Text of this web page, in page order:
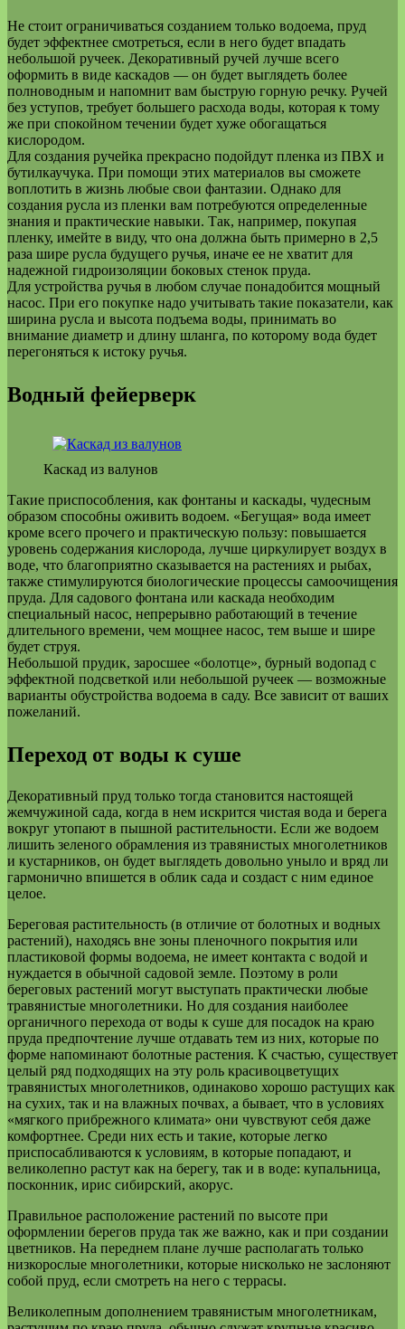
Не стоит ограничиваться созданием только водоема, пруд
будет эффектнее смотреться, если в него будет впадать
небольшой ручеек. Декоративный ручей лучше всего
оформить в виде каскадов — он будет выглядеть более
полноводным и напомнит вам быструю горную речку. Ручей
без уступов, требует большего расхода воды, которая к тому
же при спокойном течении будет хуже обогащаться
кислородом.
Для создания ручейка прекрасно подойдут пленка из ПВХ и
бутилкаучука. При помощи этих материалов вы сможете
воплотить в жизнь любые свои фантазии. Однако для
создания русла из пленки вам потребуются определенные
знания и практические навыки. Так, например, покупая
пленку, имейте в виду, что она должна быть примерно в 2,5
раза шире русла будущего ручья, иначе ее не хватит для
надежной гидроизоляции боковых стенок пруда.
Для устройства ручья в любом случае понадобится мощный
насос. При его покупке надо учитывать такие показатели, как
ширина русла и высота подъема воды, принимать во
внимание диаметр и длину шланга, по которому вода будет
перегоняться к истоку ручья.
Водный фейерверк
Каскад из валунов
Такие приспособления, как фонтаны и каскады, чудесным
образом способны оживить водоем. «Бегущая» вода имеет
кроме всего прочего и практическую пользу: повышается
уровень содержания кислорода, лучше циркулирует воздух в
воде, что благоприятно сказывается на растениях и рыбах,
также стимулируются биологические процессы самоочищения
пруда. Для садового фонтана или каскада необходим
специальный насос, непрерывно работающий в течение
длительного времени, чем мощнее насос, тем выше и шире
будет струя.
Небольшой прудик, заросшее «болотце», бурный водопад с
эффектной подсветкой или небольшой ручеек — возможные
варианты обустройства водоема в саду. Все зависит от ваших
пожеланий.
Переход от воды к суше
Декоративный пруд только тогда становится настоящей
жемчужиной сада, когда в нем искрится чистая вода и берега
вокруг утопают в пышной растительности. Если же водоем
лишить зеленого обрамления из травянистых многолетников
и кустарников, он будет выглядеть довольно уныло и вряд ли
гармонично впишется в облик сада и создаст с ним единое
целое.
Береговая растительность (в отличие от болотных и водных
растений), находясь вне зоны пленочного покрытия или
пластиковой формы водоема, не имеет контакта с водой и
нуждается в обычной садовой земле. Поэтому в роли
береговых растений могут выступать практически любые
травянистые многолетники. Но для создания наиболее
органичного перехода от воды к суше для посадок на краю
пруда предпочтение лучше отдавать тем из них, которые по
форме напоминают болотные растения. К счастью, существует
целый ряд подходящих на эту роль красивоцветущих
травянистых многолетников, одинаково хорошо растущих как
на сухих, так и на влажных почвах, а бывает, что в условиях
«мягкого прибрежного климата» они чувствуют себя даже
комфортнее. Среди них есть и такие, которые легко
приспосабливаются к условиям, в которые попадают, и
великолепно растут как на берегу, так и в воде: купальница,
посконник, ирис сибирский, акорус.
Правильное расположение растений по высоте при
оформлении берегов пруда так же важно, как и при создании
цветников. На переднем плане лучше располагать только
низкорослые многолетники, которые нисколько не заслоняют
собой пруд, если смотреть на него с террасы.
Великолепным дополнением травянистым многолетникам,